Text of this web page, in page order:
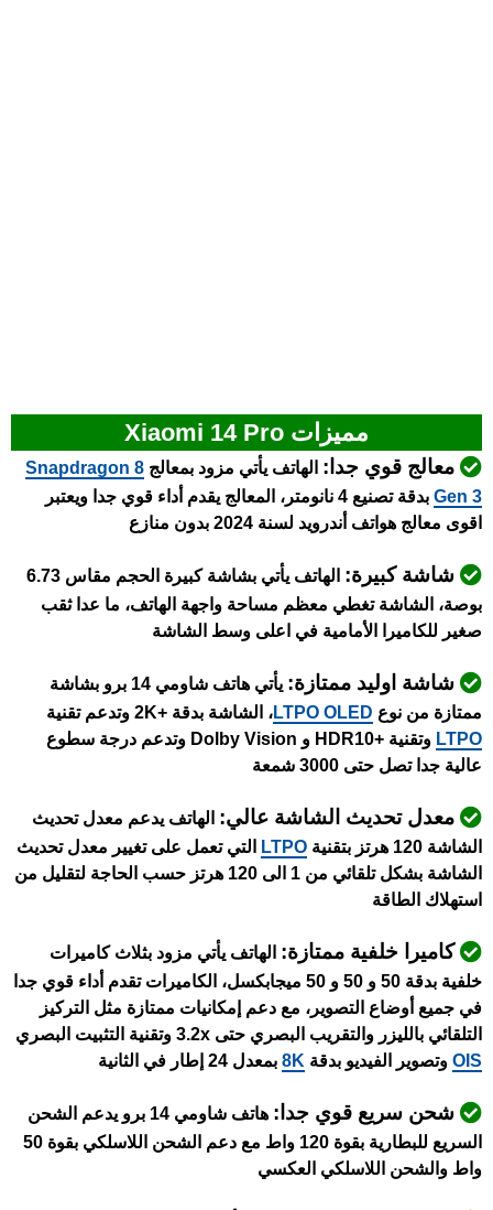
مميزات Xiaomi 14 Pro
معالج قوي جدا: الهاتف يأتي مزود بمعالج Snapdragon 8
Gen 3
بدقة تصنيع 4 نانومتر، المعالج يقدم أداء قوي جدا ويعتبر
اقوى معالج هواتف أندرويد لسنة 2024 بدون منازع
شاشة كبيرة:
الهاتف يأتي بشاشة كبيرة الحجم مقاس 6.73
بوصة، الشاشة تغطي معظم مساحة واجهة الهاتف، ما عدا ثقب
صغير للكاميرا الأمامية في اعلى وسط الشاشة
شاشة اوليد ممتازة: يأتي
هاتف شاومي 14 برو بشاشة
ممتازة من نوع LTPO OLED، الشاشة بدقة +2K وتدعم تقنية
LTPO
وتقنية +HDR10 و Dolby Vision وتدعم درجة سطوع
عالية جدا تصل حتى 3000 شمعة
معدل تحديث الشاشة عالي: الهاتف يدعم معدل تحديث
الشاشة 120 هرتز بتقنية
LTPO
التي تعمل على تغيير معدل تحديث
الشاشة بشكل تلقائي من 1 الى 120 هرتز حسب الحاجة لتقليل من
استهلاك الطاقة
كاميرا خلفية ممتازة: الهاتف يأتي مزود بثلاث كاميرات
خلفية بدقة 50 و 50 و 50 ميجابكسل، الكاميرات تقدم أداء قوي جدا
في جميع أوضاع التصوير، مع دعم إمكانيات ممتازة مثل التركيز
التلقائي بالليزر والتقريب البصري حتى 3.2x وتقنية التثبيت البصري
OIS وتصوير الفيديو بدقة 8K بمعدل 24 إطار في الثانية
شحن سريع قوي جدا:
هاتف شاومي 14 برو يدعم الشحن
السريع للبطارية بقوة 120 واط مع دعم الشحن اللاسلكي بقوة 50
واط والشحن اللاسلكي العكسي